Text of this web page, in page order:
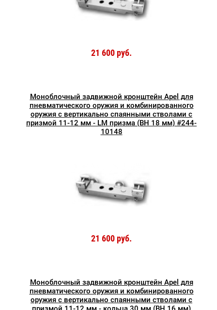
21 600 руб.
Моноблочный задвижной кронштейн Apel для
пневматического оружия и комбинированного
оружия с вертикально спаянными стволами с
призмой 11-12 мм - LM призма (BH 18 мм) #244-
10148
21 600 руб.
Моноблочный задвижной кронштейн Apel для
пневматического оружия и комбинированного
оружия с вертикально спаянными стволами с